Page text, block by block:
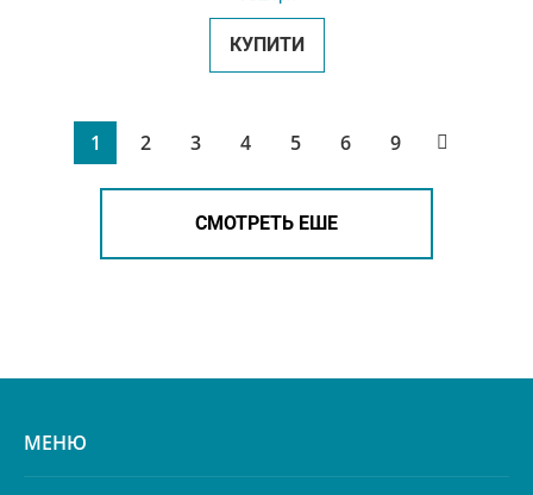
КУПИТИ
1 2 3 4 5 6 9
СМОТРЕТЬ ЕШЕ
МЕНЮ